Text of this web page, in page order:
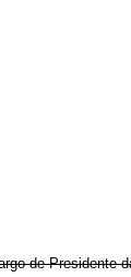
de Presidente